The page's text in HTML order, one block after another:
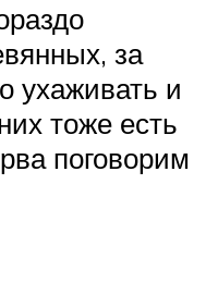
за
ухаживать и
тоже есть
поговорим